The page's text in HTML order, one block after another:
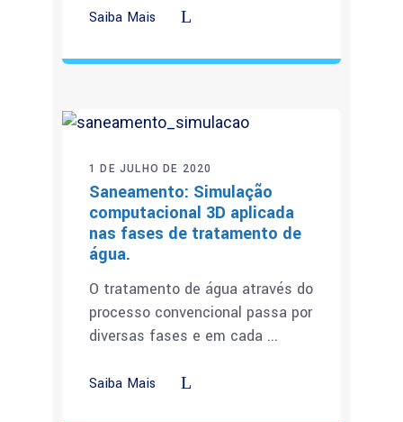
Saiba Mais
1 DE JULHO DE 2020
Saneamento: Simulação
computacional 3D aplicada
nas fases de tratamento de
água.
O tratamento de água através do
processo convencional passa por
diversas fases e em cada
Saiba Mais